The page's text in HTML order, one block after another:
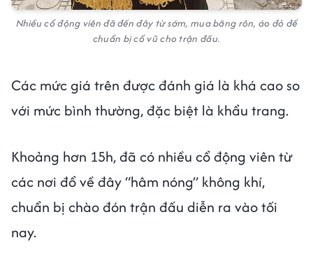
Nhiều cổ động viên đã đến đây từ sớm, mua băng rôn, áo đỏ để
chuẩn bị cổ vũ cho trận đấu.
Các mức giá trên được đánh giá là khá cao so
với mức bình thường, đặc biệt là khẩu trang.
Khoảng hơn 15h, đã có nhiều cổ động viên từ
các nơi đổ về đây “hâm nóng” không khí,
chuẩn bị chào đón trận đấu diễn ra vào tối
nay.